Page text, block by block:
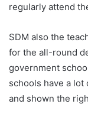
regularly attend
SDM also the
for the all-round
government
schools have a
and shown the